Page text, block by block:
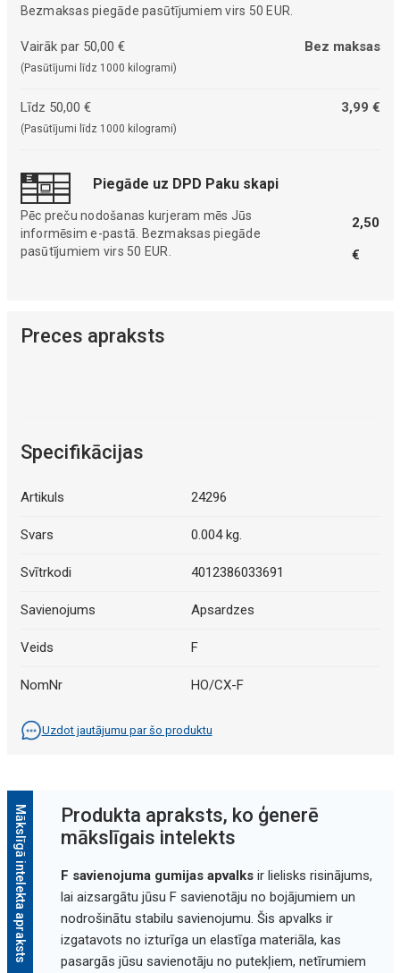
Bezmaksas piegāde pasūtījumiem virs 50 EUR.
Vairāk par 50,00 €
(Pasūtījumi līdz 1000 kilogrami)
Bez maksas
Līdz 50,00 €
(Pasūtījumi līdz 1000 kilogrami)
3,99 €
Piegāde uz DPD Paku skapi
Pēc preču nodošanas kurjeram mēs Jūs
informēsim e-pastā. Bezmaksas piegāde
pasūtījumiem virs 50 EUR.
2,50
€
Preces apraksts
Specifikācijas
Artikuls 24296
Svars 0.004 kg.
Svītrkodi 4012386033691
Savienojums Apsardzes
Veids F
NomNr HO/CX-F
Uzdot jautājumu par šo produktu
Mākslīgā intelekta apraksts
Produkta apraksts, ko ģenerē
mākslīgais intelekts
F savienojuma gumijas apvalksir lielisks risinājums,
lai aizsargātu jūsu F savienotāju no bojājumiem un
nodrošinātu stabilu savienojumu. Šis apvalks ir
izgatavots no izturīga un elastīga materiāla, kas
pasargās jūsu savienotāju no putekļiem, netīrumiem